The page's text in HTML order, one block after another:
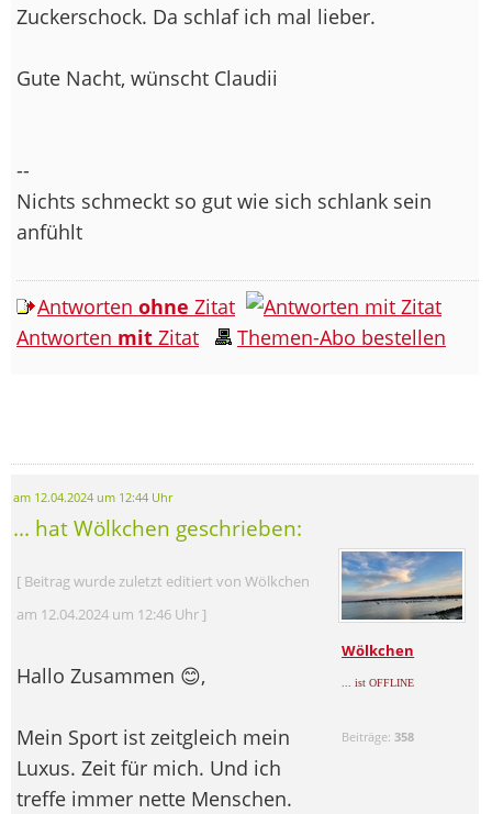
Zuckerschock. Da schlaf ich mal lieber.
Gute Nacht, wünscht Claudii
--
Nichts schmeckt so gut wie sich schlank sein
anfühlt
Antworten ohne Zitat
Antworten mit Zitat Themen-Abo bestellen
am 12.04.2024 um 12:44 Uhr
... hat Wölkchen geschrieben:
Wölkchen
... ist OFFLINE
Beiträge:358
[ Beitrag wurde zuletzt editiert von Wölkchen
am 12.04.2024 um 12:46 Uhr ]
Hallo Zusammen 😊,
Mein Sport ist zeitgleich mein
Luxus. Zeit für mich. Und ich
treffe immer nette Menschen.